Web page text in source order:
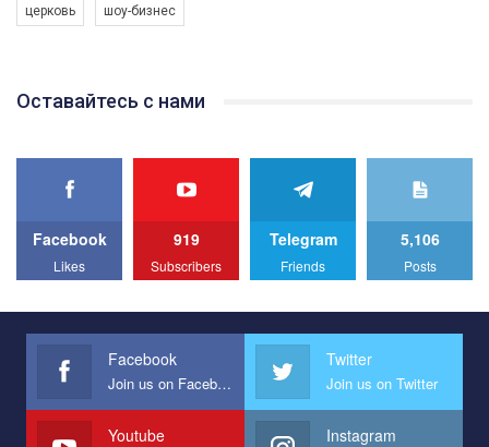
Якщо ти хочеш підтримати нас - просто натисни "лайк" під
best video, representing programme for the development of
We appeal to your support and ask to help us implement our plan
All you have to do is to press "Like" below the video.
Эмоционально сильный ролик от команды "Гей-альянс
представляющий программу развития организации.
Мы просим вас поддержать нас и помочь нам реализовать
наш план по борьбе с насилием и дискриминацией на почве
СОГИ в Украине.
церковь шоу-бизнес
Оставайтесь с нами
Facebook
Likes
919
Subscribers
Telegram
Friends
5,106
Posts
Facebook
Join us on Facebook
Twitter
Join us on Twitter
Youtube Instagram